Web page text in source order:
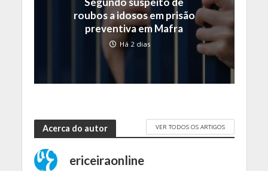
roubos a idosos em prisão
preventiva em Mafra
Há 2 dias
Acerca do autor VER TODOS OS ARTIGOS
ericeiraonline